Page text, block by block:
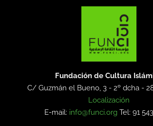
Fundación de Cultura
C/ Guzmán el Bueno, 3 - 2º dcha -
Localización
E-mail: info@funci.org Tel: 91